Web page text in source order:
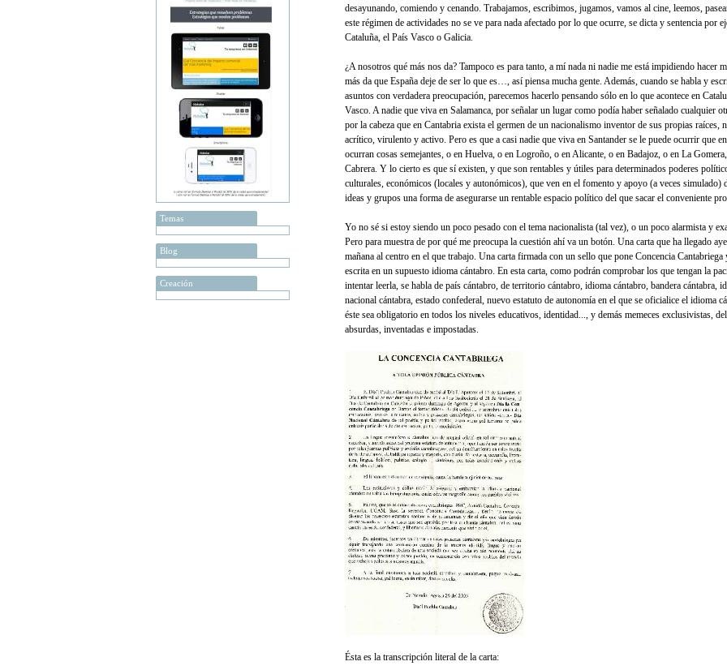
Temas
Blog
Creación
desayunando, comiendo y cenando. Trabajamos, escribimos, jugamos, vamos al cine, leemos,
este régimen de actividades no se ve para nada afectado por lo que ocurre, se dicta y sentencia por
Cataluña, el País Vasco o Galicia.
¿A nosotros qué más nos da? Tampoco es para tanto, a mí nada ni nadie me está impidiendo hacer
más da que España deje de ser lo que es…, así piensa mucha gente. Además, cuando se habla y
asuntos con verdadera preocupación, parecemos hacerlo pensando sólo en lo que acontece en
Vasco. A nadie que viva en Salamanca, por señalar un lugar como podía haber señalado cualquier
por la cabeza que en Cantabria exista el germen de un nacionalismo inventor de sus propias raíces,
acrítico, virulento y activo. Pero es que a casi nadie que viva en Santander se le puede ocurrir que
ocurran cosas semejantes, o en Huelva, o en Logroño, o en Alicante, o en Badajoz, o en La
Cabrera. Y lo cierto es que sí existen, y que son rentables y útiles para determinados poderes
culturales, económicos (locales y autonómicos), que ven en el fomento y apoyo (a veces simulado)
ideas y grupos una forma de asegurarse un rentable espacio político del que sacar el conveniente
Yo no sé si estoy siendo un poco pesado con el tema nacionalista (tal vez), o un poco alarmista y
Pero para muestra de por qué me preocupa la cuestión ahí va un botón. Una carta que ha llegado
mañana al centro en el que trabajo. Una carta firmada con un sello que pone Concencia Cantabriega
escrita en un supuesto idioma cántabro. En esta carta, como podrán comprobar los que tengan la
intentar leerla, se habla de país cántabro, de territorio cántabro, idioma cántabro, bandera cántabra,
nacional cántabra, estado confederal, nuevo estatuto de autonomía en el que se oficialice el idioma
éste sea obligatorio en todos los niveles educativos, identidad..., y demás memeces exclusivistas,
absurdas, inventadas e impostadas.
Ésta es la transcripción literal de la carta: